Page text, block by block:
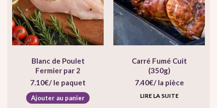
Blanc de Poulet
Fermier par 2
7.10€/ le paquet
Ajouter au panier
Carré Fumé Cuit
(350g)
7.40€/ la pièce
LIRE LA SUITE